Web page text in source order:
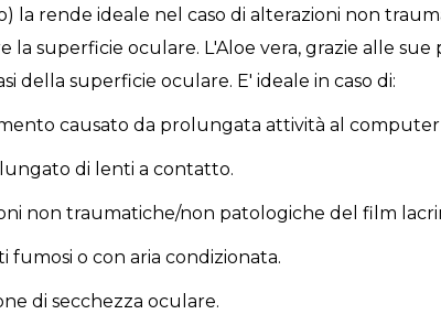
la rende ideale nel caso di alterazioni non
la superficie oculare. L'Aloe vera, grazie alle
della superficie oculare. E' ideale in caso di:
causato da prolungata attività al computer
di lenti a contatto.
non traumatiche/non patologiche del film
fumosi o con aria condizionata.
di secchezza oculare.